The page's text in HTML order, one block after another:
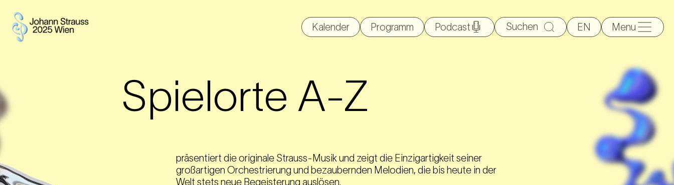
Kalender Programm Podcast
Suche
nach:
EN Menu
Spielorte A-Z
präsentiert die originale Strauss-Musik und zeigt die Einzigartigkeit seiner
großartigen Orchestrierung und bezaubernden Melodien, die bis heute in der
Welt stets neue Begeisterung auslösen.